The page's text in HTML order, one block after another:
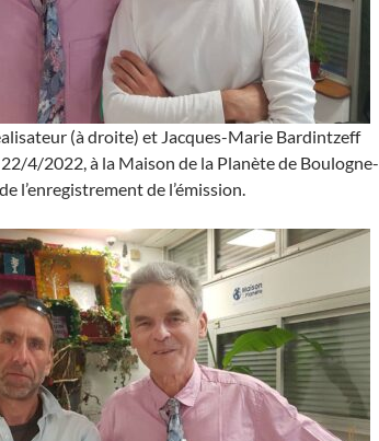
(à droite) et Jacques-Marie Bardintzeff
4/2022, à la Maison de la Planète de Boulogne-
l’enregistrement de l’émission.